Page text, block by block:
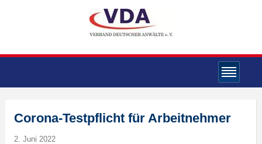
Corona-Testpflicht für Arbeitnehmer
2. Juni 2022